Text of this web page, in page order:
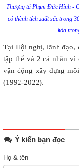
Thượng tá Phạm Đức Hinh -
có thành tích xuất sắc trong
hóa
Tại Hội nghị, lãnh đạo,
tập thể và 2 cá nhân vì
vận động xây dựng
(1992-2022).
Ý kiến bạn đọc
Họ & tên